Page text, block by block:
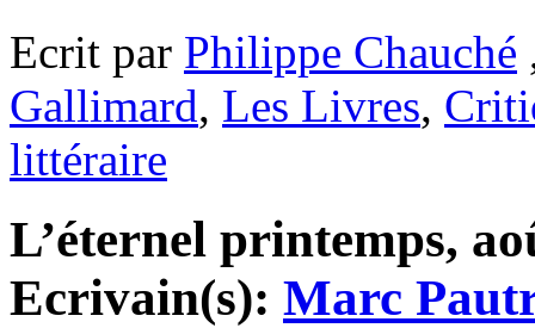
Ecrit par Philippe Chauché
Gallimard, Les Livres,
littéraire
L’éternel printemps,
Ecrivain(s): Marc